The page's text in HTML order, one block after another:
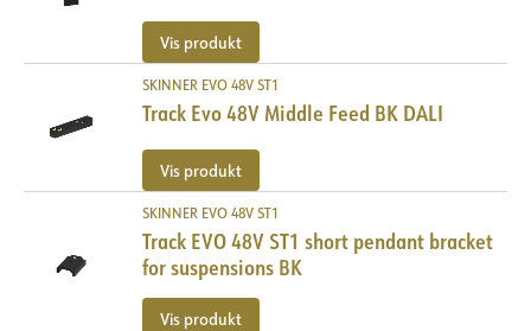
Vis produkt
SKINNER EVO 48V ST1
Track Evo 48V Middle Feed BK DALI
Vis produkt
SKINNER EVO 48V ST1
Track EVO 48V ST1 short pendant bracket
for suspensions BK
Vis produkt